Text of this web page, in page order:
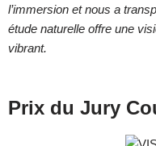
l’immersion et nous a
étude naturelle offre une
vibrant.
Prix du Jury